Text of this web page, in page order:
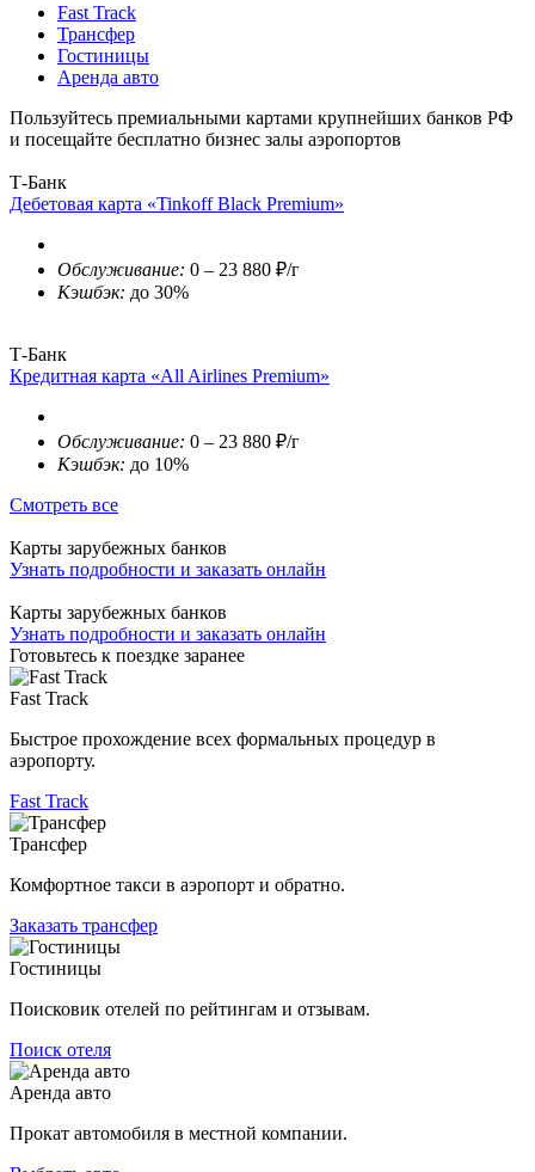
Fast Track
Трансфер
Гостиницы
Аренда авто
Пользуйтесь премиальными картами крупнейших банков РФ
и посещайте бесплатно бизнес залы аэропортов
Т-Банк
Дебетовая карта «Tinkoff Black Premium»
Обслуживание: 0 – 23 880 ₽/г
Кэшбэк: до 30%
Т-Банк
Кредитная карта «All Airlines Premium»
Обслуживание: 0 – 23 880 ₽/г
Кэшбэк: до 10%
Смотреть все
Карты зарубежных банков
Узнать подробности и заказать онлайн
Карты зарубежных банков
Узнать подробности и заказать онлайн
Готовьтесь к поездке заранее
Fast Track
Быстрое прохождение всех формальных процедур в
аэропорту.
Fast Track
Трансфер
Комфортное такси в аэропорт и обратно.
Заказать трансфер
Гостиницы
Поисковик отелей по рейтингам и отзывам.
Поиск отеля
Аренда авто
Прокат автомобиля в местной компании.